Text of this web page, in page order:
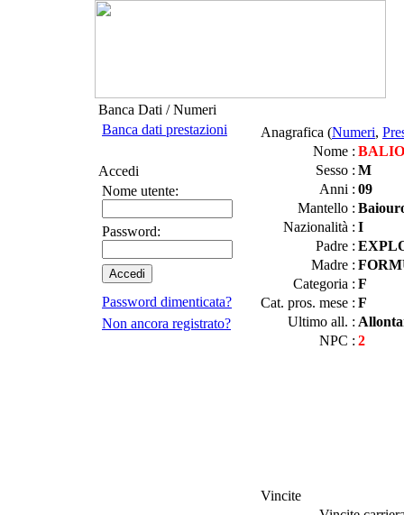
Banca Dati / Numeri
Banca dati prestazioni
Accedi
Nome utente:
Password:
Password dimenticata?
Non ancora registrato?
Anagrafica (Numeri,
Nome :
Sesso : M
Anni : 09
Mantello :
Nazionalità : I
Padre :
Madre :
Categoria : F
Cat. pros. mese : F
Ultimo all. :
NPC : 2
Vincite